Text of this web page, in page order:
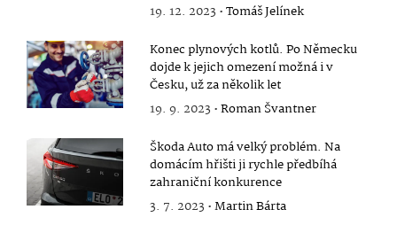
19. 12. 2023 •Tomáš Jelínek
Konec plynových kotlů. Po Německu
dojde k jejich omezení možná i v
Česku, už za několik let
19. 9. 2023 •Roman Švantner
Škoda Auto má velký problém. Na
domácím hřišti ji rychle předbíhá
zahraniční konkurence
3. 7. 2023 •Martin Bárta